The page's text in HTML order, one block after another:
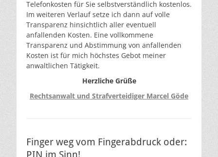
Telefonkosten für Sie selbstverständlich kostenlos.
Im weiteren Verlauf setze ich dann auf volle
Transparenz hinsichtlich aller eventuell
anfallenden Kosten. Eine vollkommene
Transparenz und Abstimmung von anfallenden
Kosten ist für mich höchstes Gebot meiner
anwaltlichen Tätigkeit.
Herzliche Grüße
Rechtsanwalt und Strafverteidiger Marcel Göde
Finger weg vom Fingerabdruck oder:
PIN im Sinn!